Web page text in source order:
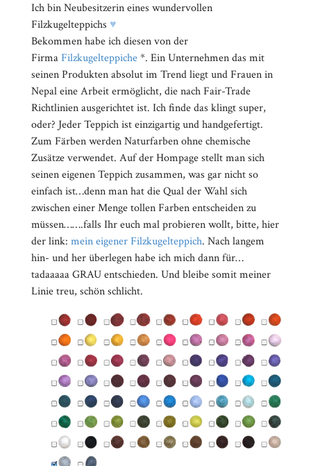
Ich bin Neubesitzerin eines wundervollen
Filzkugelteppichs ♥
Bekommen habe ich diesen von der
Firma Filzkugelteppiche *. Ein Unternehmen das mit
seinen Produkten absolut im Trend liegt und Frauen in
Nepal eine Arbeit ermöglicht, die nach Fair-Trade
Richtlinien ausgerichtet ist. Ich finde das klingt super,
oder? Jeder Teppich ist einzigartig und handgefertigt.
Zum Färben werden Naturfarben ohne chemische
Zusätze verwendet. Auf der Hompage stellt man sich
seinen eigenen Teppich zusammen, was gar nicht so
einfach ist…denn man hat die Qual der Wahl sich
zwischen einer Menge tollen Farben entscheiden zu
müssen…….falls Ihr euch mal probieren wollt, bitte, hier
der link: mein eigener Filzkugelteppich. Nach langem
hin- und her überlegen habe ich mich dann für…
tadaaaaa GRAU entschieden. Und bleibe somit meiner
Linie treu, schön schlicht.